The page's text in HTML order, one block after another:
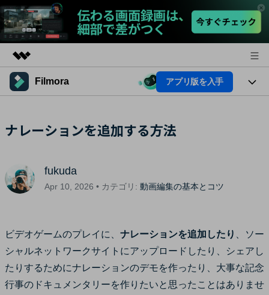
製品
ユーティリティ
概要
プラン＆価格
Filmora アプリ版を入手
製品機能
AI機能
活用法
ビデオソリューション
動画編集のコツ
サポート
サポート
ナレーションを追加する方法
fukuda
Apr 10, 2026 • カテゴリ: 動画編集の基本とコツ
ビデオゲームのプレイに、 ナレーションを追加したり
、ソー
シャルネットワークサイトにアップロードしたり、シェアし
たりするためにナレーションのデモを作ったり、大事な記念
行事のドキュメンタリーを作りたいと思ったことはありませ